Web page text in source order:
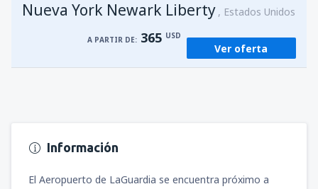
A PARTIR DE: 731 USD
Cali, Alfonso Bonilla Aragon (CLO)
A PARTIR DE: 653USD
A PARTIR DE: 703USD
Nueva York Newark Liberty Estados Unidos
A PARTIR DE: 365 USD
Ver oferta
Información
El Aeropuerto de LaGuardia se encuentra próximo a